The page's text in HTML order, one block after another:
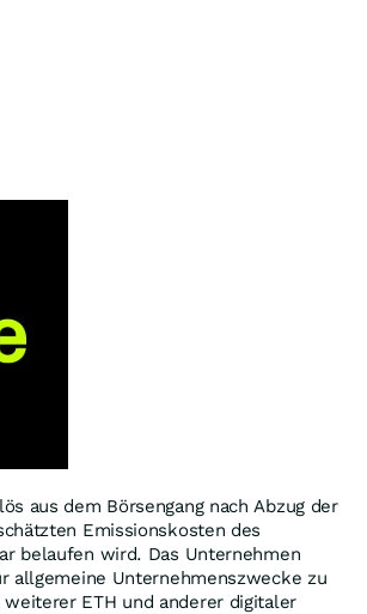
aus dem Börsengang nach Abzug der
Emissionskosten des
belaufen wird. Das Unternehmen
allgemeine Unternehmenszwecke zu
ETH und anderer digitaler